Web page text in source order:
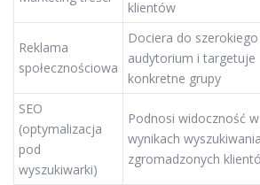
klientów
Reklama
społecznościowa
Dociera do szerokiego
audytorium i targetuje
konkretne grupy
SEO
(optymalizacja
pod
wyszukiwarki)
Podnosi widoczność w
wynikach wyszukiwania
zgromadzonych